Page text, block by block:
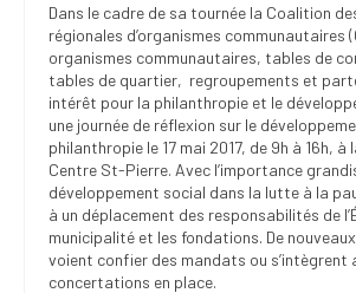
et Bilans
SCCUQ@
SCCUQ
Dans le cadre de sa tournée la Coalition
régionales d’organismes communautaires
organismes communautaires, tables de
tables de quartier, regroupements et
intérêt pour la philanthropie et le
une journée de réflexion sur le
philanthropie le 17 mai 2017, de 9h à 16h, à
Centre St-Pierre. Avec l’importance
développement social dans la lutte à la
à un déplacement des responsabilités de
municipalité et les fondations. De
voient confier des mandats ou s’intègrent
concertations en place.